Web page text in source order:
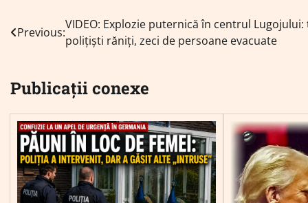
Navigare
articole
Previous:
VIDEO: Explozie puternică în centrul
polițiști răniți, zeci de persoane evacuate
Publicații conexe